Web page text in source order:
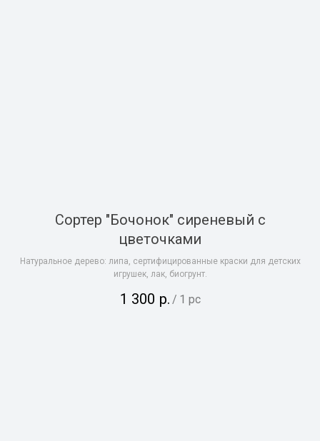
Сортер "Бочонок" сиреневый с
цветочками
Натуральное дерево: липа, сертифицированные краски для детских
игрушек, лак, биогрунт.
1 300 р. / 1 pc